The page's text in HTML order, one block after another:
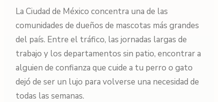
La Ciudad de México concentra una de las
comunidades de dueños de mascotas más grandes
del país. Entre el tráfico, las jornadas largas de
trabajo y los departamentos sin patio, encontrar a
alguien de confianza que cuide a tu perro o gato
dejó de ser un lujo para volverse una necesidad de
todas las semanas.